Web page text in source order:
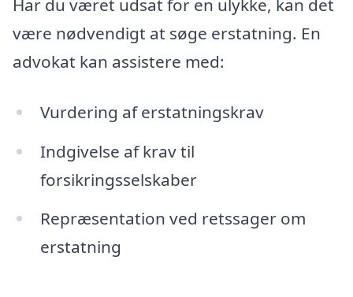
Har du været udsat for en ulykke, kan det
være nødvendigt at søge erstatning. En
advokat kan assistere med:
Vurdering af erstatningskrav
Indgivelse af krav til
forsikringsselskaber
Repræsentation ved retssager om
erstatning